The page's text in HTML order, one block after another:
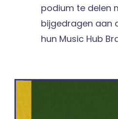
podium te delen
bijgedragen aan
hun Music Hub